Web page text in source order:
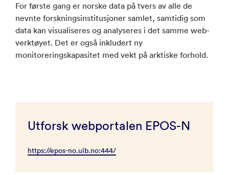
For første gang er norske data på tvers av alle de
nevnte forskningsinstitusjoner samlet, samtidig som
data kan visualiseres og analyseres i det samme web-
verktøyet. Det er også inkludert ny
monitoreringskapasitet med vekt på arktiske forhold.
Utforsk webportalen EPOS-N
https://epos-no.uib.no:444/